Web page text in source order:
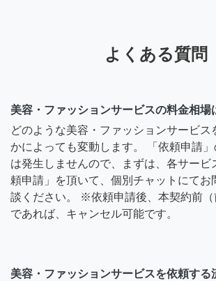
よくある質問
美容・ファッションサービスの料金相場
どのような美容・ファッションサービス
かによっても変動します。 「依頼申請
は発生しませんので、まずは、各サービ
頼申請」を頂いて、個別チャットにてお
談ください。 ※依頼申請後、本契約前（
であれば、キャンセル可能です。
美容・ファッションサービスを依頼する